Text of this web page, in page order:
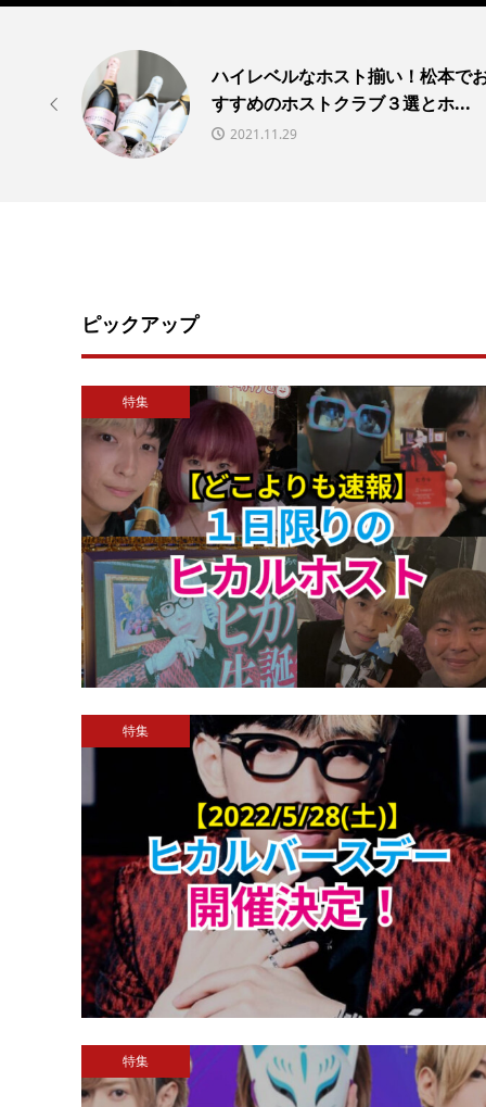

ハイレベルなホスト揃い！松本で
すすめのホストクラブ３選とホ...
2021.11.29
ピックアップ
特集
特集
特集